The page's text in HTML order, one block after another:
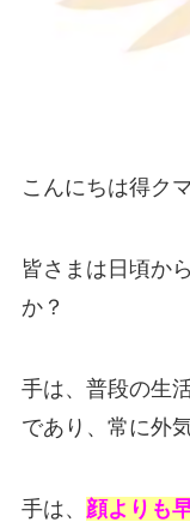
こんにちは得ク
皆さまは日頃か
か？
手は、普段の生
であり、常に外
手は、 顔よりも